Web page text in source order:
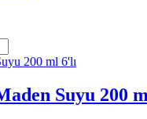
Suyu 200